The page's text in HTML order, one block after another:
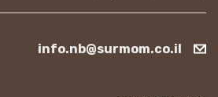
info.nb@surmom.co.il